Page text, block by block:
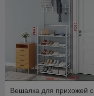
Вешалка для прихожей с